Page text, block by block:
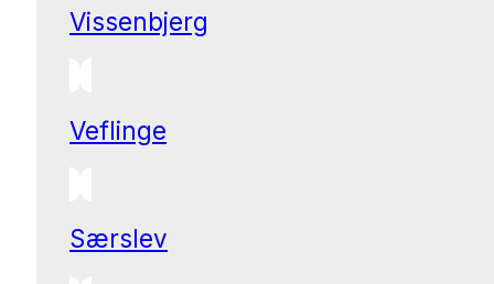
Vissenbjerg
Veflinge
Særslev